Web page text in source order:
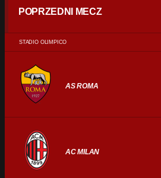
POPRZEDNI MECZ
STADIO OLIMPICO
AS ROMA
AC MILAN